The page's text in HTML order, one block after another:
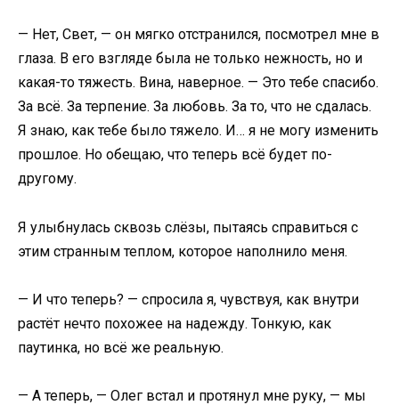
— Нет, Свет, — он мягко отстранился, посмотрел мне в
глаза. В его взгляде была не только нежность, но и
какая-то тяжесть. Вина, наверное. — Это тебе спасибо.
За всё. За терпение. За любовь. За то, что не сдалась.
Я знаю, как тебе было тяжело. И… я не могу изменить
прошлое. Но обещаю, что теперь всё будет по-
другому.
Я улыбнулась сквозь слёзы, пытаясь справиться с
этим странным теплом, которое наполнило меня.
— И что теперь? — спросила я, чувствуя, как внутри
растёт нечто похожее на надежду. Тонкую, как
паутинка, но всё же реальную.
— А теперь, — Олег встал и протянул мне руку, — мы